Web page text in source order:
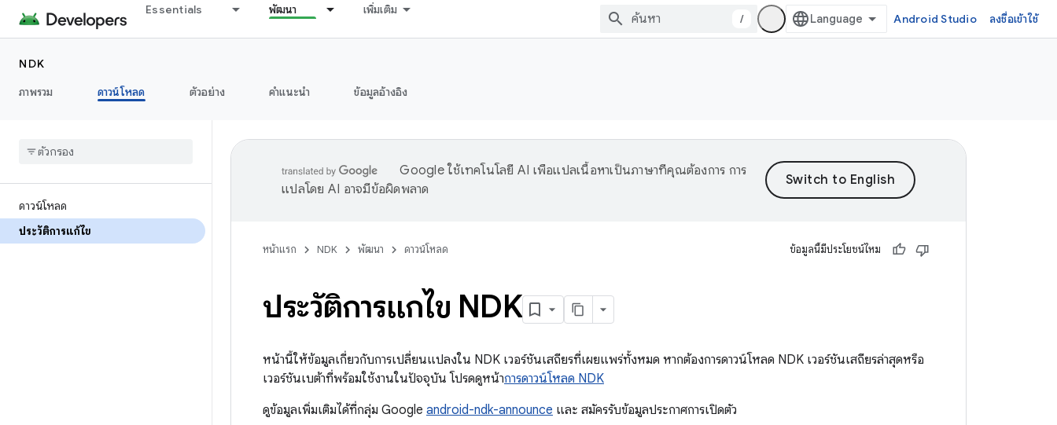
Essentials พัฒนา เพิ่มเติม
/ Android Studio ลงชื่อเข้าใช้
NDK
ภาพรวม
ดาวน์โหลด ตัวอย่าง คำแนะนำ ข้อมูลอ้างอิง
ดาวน์โหลด
ประวัติการแก้ไข
Google ใช้เทคโนโลยี AI เพื่อแปลเนื้อหาเป็นภาษาที่คุณต้องการ การ
แปลโดย AI อาจมีข้อผิดพลาด
หน้าแรก NDK พัฒนา ดาวน์โหลด ข้อมูลนี้มีประโยชน์ไหม
ประวัติการแก้ไข NDK
หน้านี้ให้ข้อมูลเกี่ยวกับการเปลี่ยนแปลงใน NDK เวอร์ชันเสถียรที่เผยแพร่ทั้งหมด หากต้องการดาวน์โหลด NDK เวอร์ชันเสถียรล่าสุดหรือ
เวอร์ชันเบต้าที่พร้อมใช้งานในปัจจุบัน โปรดดูหน้าการดาวน์โหลด NDK
ดูข้อมูลเพิ่มเติมได้ที่กลุ่ม Google android-ndk-announce และ สมัครรับข้อมูลประกาศการเปิดตัว